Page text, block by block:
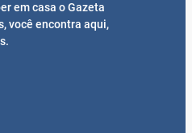
em casa o Gazeta
você encontra aqui,